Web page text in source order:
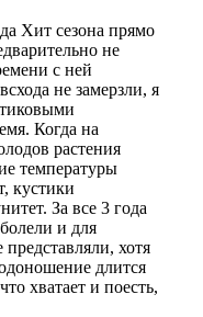
Хит сезона прямо
не
с ней
не замерзли, я
Когда на
растения
температуры
кустики
За все 3 года
и для
хотя
длится
хватает и поесть,